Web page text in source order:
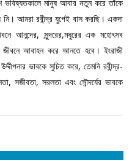
ভবিষ্যতকালে মানুষ আবার নতুন করে তাঁকে
আমরা রবীন্দ্র যুগেই বাস করছি। একদা
আনন্দের, সুন্দরের,মধুরের এক মহোৎসব
জীবনে আবাহন করে আনতে হবে। ইংরাজী
ভাবকে সুচিত করে, তেমনি রবীন্দ্র-
সজীবতা, সরলতা এবং সৌন্দর্যের ভাবকে